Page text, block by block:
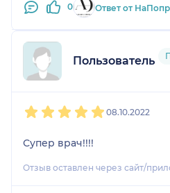
0 Ответ от
Пользователь
08.10.2022
Супер врач!!!!
Отзыв оставлен через сайт/